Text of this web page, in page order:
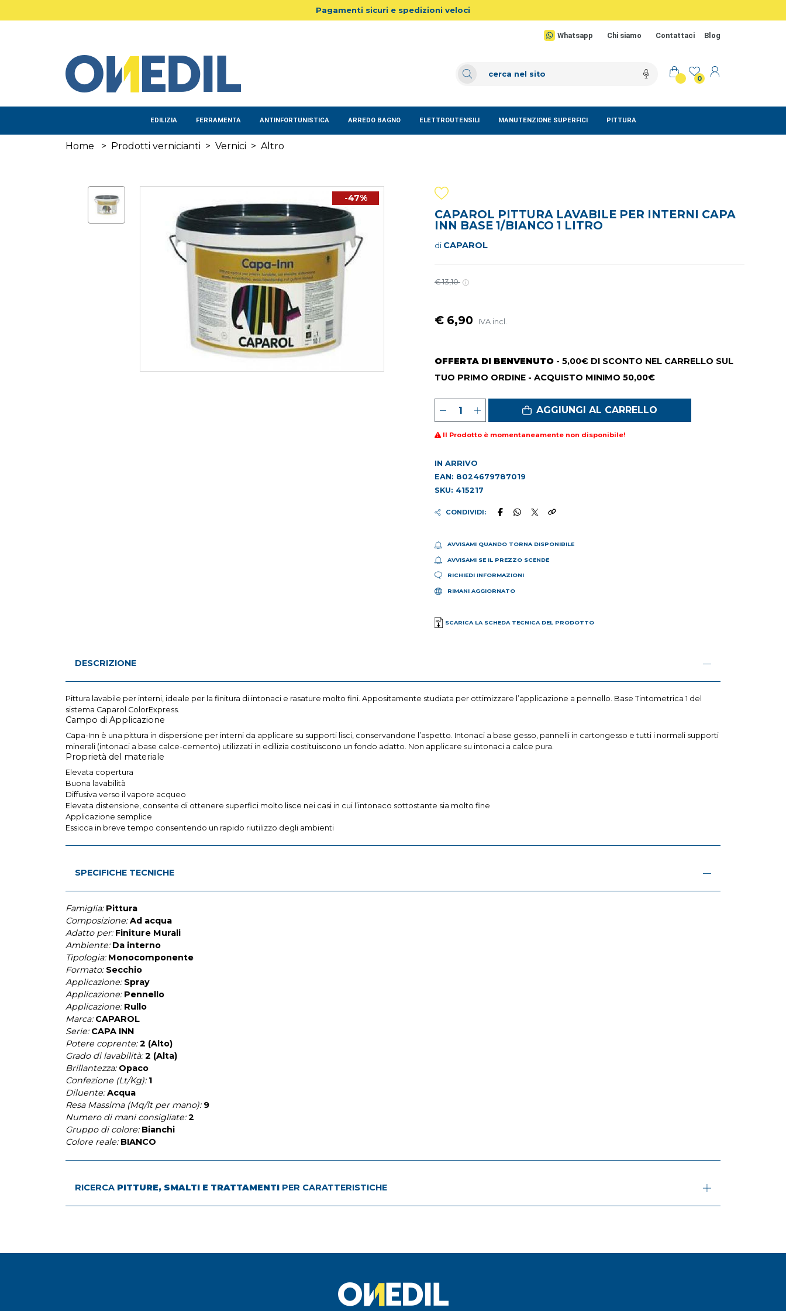
Pagamenti sicuri e spedizioni veloci
Whatsapp Chi siamo Contattaci Blog
0
EDILIZIA FERRAMENTA ANTINFORTUNISTICA ARREDO BAGNO ELETTROUTENSILI MANUTENZIONE SUPERFICI PITTURA
Home > Prodotti vernicianti > Vernici > Altro
-47%
CAPAROL PITTURA LAVABILE PER INTERNI CAPA
INN BASE 1/BIANCO 1 LITRO
di CAPAROL
€ 13,10
€ 6,90 IVA incl.
OFFERTA DI BENVENUTO - 5,00€ DI SCONTO NEL CARRELLO SUL
TUO PRIMO ORDINE - ACQUISTO MINIMO 50,00€
AGGIUNGI AL CARRELLO
Il Prodotto è momentaneamente non disponibile!
IN ARRIVO
EAN: 8024679787019
SKU: 415217
CONDIVIDI:
AVVISAMI QUANDO TORNA DISPONIBILE
AVVISAMI SE IL PREZZO SCENDE
RICHIEDI INFORMAZIONI
RIMANI AGGIORNATO
SCARICA LA SCHEDA TECNICA DEL PRODOTTO
DESCRIZIONE
Pittura lavabile per interni, ideale per la finitura di intonaci e rasature molto fini. Appositamente studiata per ottimizzare l’applicazione a pennello. Base Tintometrica 1 del
sistema Caparol ColorExpress.
Campo di Applicazione
Capa-Inn è una pittura in dispersione per interni da applicare su supporti lisci, conservandone l’aspetto. Intonaci a base gesso, pannelli in cartongesso e tutti i normali supporti
minerali (intonaci a base calce-cemento) utilizzati in edilizia costituiscono un fondo adatto. Non applicare su intonaci a calce pura.
Proprietà del materiale
Elevata copertura
Buona lavabilità
Diffusiva verso il vapore acqueo
Elevata distensione, consente di ottenere superfici molto lisce nei casi in cui l’intonaco sottostante sia molto fine
Applicazione semplice
Essicca in breve tempo consentendo un rapido riutilizzo degli ambienti
SPECIFICHE TECNICHE
Famiglia: Pittura
Composizione: Ad acqua
Adatto per: Finiture Murali
Ambiente: Da interno
Tipologia: Monocomponente
Formato: Secchio
Applicazione: Spray
Applicazione: Pennello
Applicazione: Rullo
Marca: CAPAROL
Serie: CAPA INN
Potere coprente: 2 (Alto)
Grado di lavabilità: 2 (Alta)
Brillantezza: Opaco
Confezione (Lt/Kg): 1
Diluente: Acqua
Resa Massima (Mq/lt per mano): 9
Numero di mani consigliate: 2
Gruppo di colore: Bianchi
Colore reale: BIANCO
RICERCA PITTURE, SMALTI E TRATTAMENTI PER CARATTERISTICHE